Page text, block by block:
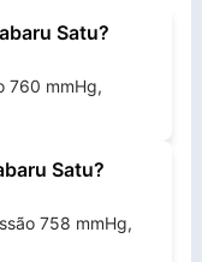
Satu?
760 mmHg,
Satu?
758 mmHg,